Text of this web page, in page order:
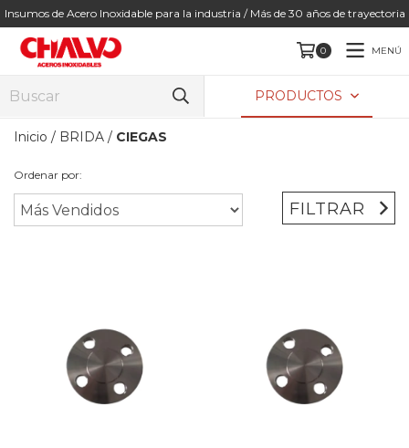
Insumos de Acero Inoxidable para la industria / Más de 30 años de trayectoria
0 MENÚ
PRODUCTOS
Inicio / BRIDA / CIEGAS
Ordenar por:
FILTRAR